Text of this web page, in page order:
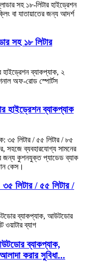
সহ ১৮ লিটার
হাইড্রেশন ব্যাকপ্যাক
লিটার / ৫৫ লিটার /
ব্যাকপ্যাক,
করার সুবিধা...